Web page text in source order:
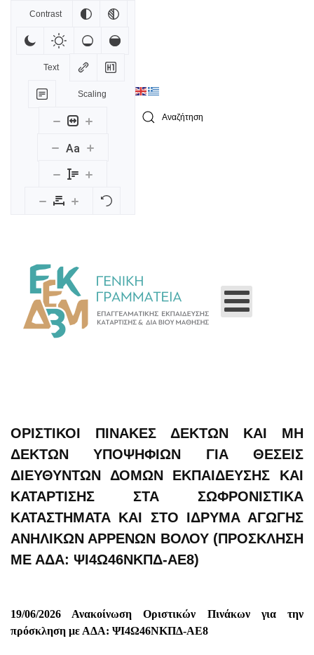
Skip to main content
Contrast
Text
Scaling
Aa
ΟΡΙΣΤΙΚΟΊ ΠΊΝΑΚΕΣ ΔΕΚΤΏΝ ΚΑΙ ΜΗ
ΔΕΚΤΏΝ ΥΠΟΨΗΦΊΩΝ ΓΙΑ ΘΈΣΕΙΣ
ΔΙΕΥΘΥΝΤΏΝ ΔΟΜΏΝ ΕΚΠΑΊΔΕΥΣΗΣ ΚΑΙ
ΚΑΤΆΡΤΙΣΗΣ ΣΤΑ ΣΩΦΡΟΝΙΣΤΙΚΆ
ΚΑΤΑΣΤΉΜΑΤΑ ΚΑΙ ΣΤΟ ΊΔΡΥΜΑ ΑΓΩΓΉΣ
ΑΝΗΛΊΚΩΝ ΑΡΡΈΝΩΝ ΒΌΛΟΥ (ΠΡΌΣΚΛΗΣΗ
ΜΕ ΑΔΑ: ΨΙ4Ω46ΝΚΠΔ-ΑΕ8)
19/06/2026 Ανακοίνωση Οριστικών Πινάκων για την
πρόσκληση με ΑΔΑ: ΨΙ4Ω46ΝΚΠΔ-ΑΕ8